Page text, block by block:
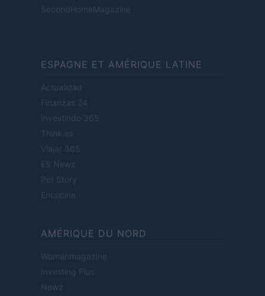
SecondHomeMagazine
ESPAGNE ET AMÉRIQUE LATINE
Actualidad
Finanzas 24
Investindo 365
Think.es
Viajar 365
ES Newz
Pet Story
Encocina
AMÉRIQUE DU NORD
Womanmagazine
Investing Plus
Newz